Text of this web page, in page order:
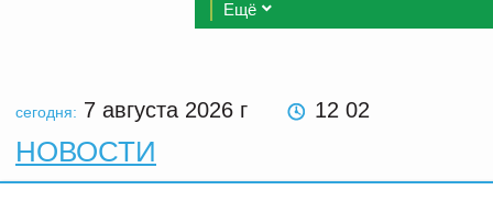
Ещё
сегодня: 7 августа 2026 г 12 02
НОВОСТИ